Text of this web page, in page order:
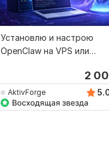
Установлю и настрою
OpenClaw на VPS или
2
AktivForge